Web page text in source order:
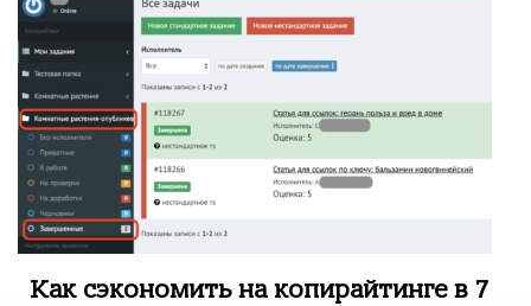
Как сэкономить на копирайтинге в 7